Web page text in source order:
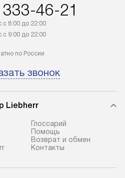
через
компания
в городе
при
прибор
Стоимость
возможные
предполагают
установленной
46-21
с 8:00 до 22:00
с 9:00 до 22:00
по России
звонок
Liebherr
Глоссарий
Помощь
Возврат и обмен
Контакты